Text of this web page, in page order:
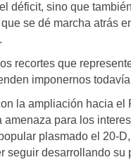
déficit, sino que
se dé marcha atrás
recortes que
imponernos
la ampliación hacia
para los
plasmado el 20-
desarrollando su